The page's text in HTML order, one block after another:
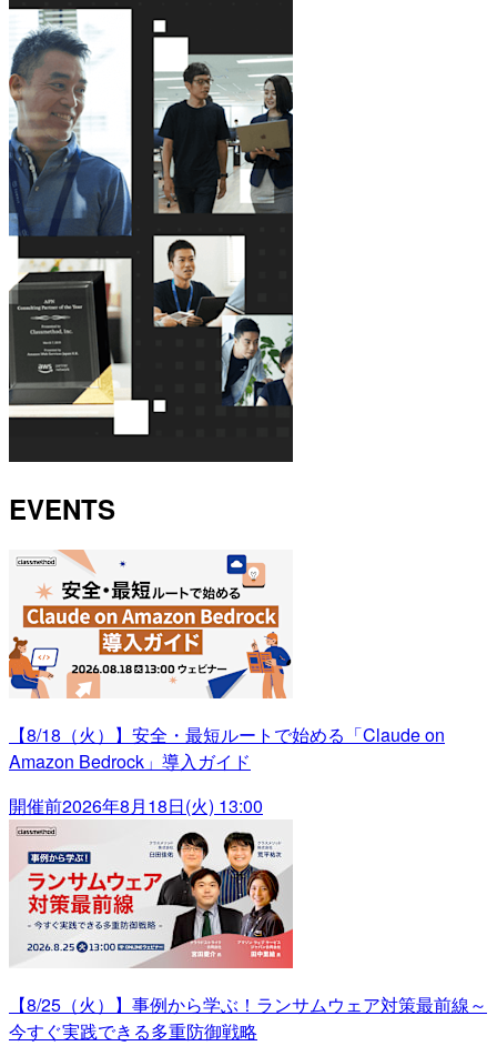
EVENTS
【8/18（火）】安全・最短ルートで始める「Claude on
Amazon Bedrock」導入ガイド
開催前2026年8月18日(火) 13:00
【8/25（火）】事例から学ぶ！ランサムウェア対策最前線～
今すぐ実践できる多重防御戦略